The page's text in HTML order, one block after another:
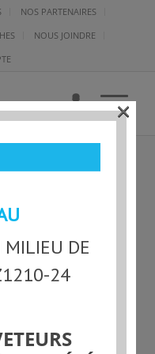
NOS PARTENAIRES
NOUS JOINDRE
UN
MILIEU DE
24
×